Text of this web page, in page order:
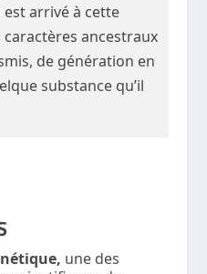
est arrivé à cette
ancestraux
de génération en
substance qu’il
une des